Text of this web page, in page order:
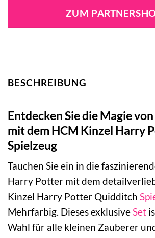
ZUM
BESCHREIBUNG
Entdecken Sie die Magie
mit dem HCM Kinzel Harry
Spielzeug
Tauchen Sie ein in die
Harry Potter mit dem
Kinzel Harry Potter Quidditch
Mehrfarbig. Dieses exklusiveSet
Wahl für alle kleinen Zauberer